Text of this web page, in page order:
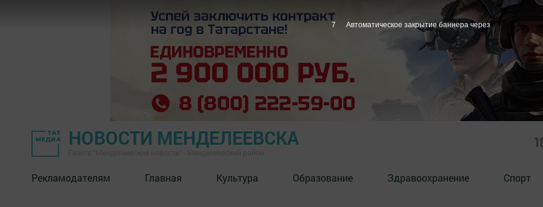
НОВОСТИ МЕНДЕЛЕЕВСКА
Рекламодателям Главная Культура Образование Здравоохранение Спорт
6 Автоматическое закрытие баннера через